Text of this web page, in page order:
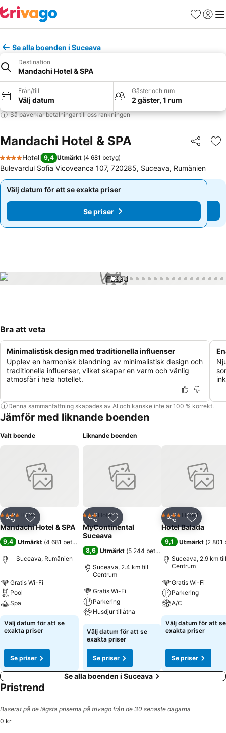
Favoriter
Logga
Se alla boenden i Suceava
Destination
Mandachi Hotel & SPA
Från/till
Välj datum
Gäster och rum
2 gäster, 1 rum
Så påverkar betalningar till oss rankningen
Mandachi Hotel & SPA Dela
4 Stjärnor
Hotell 9,4 Utmärkt (4 681 betyg)
Bulevardul Sofia Vicoveanca 107, 720285, Suceava, Rumänien
Välj datum för att se exakta priser
Se priser
Välj datum för att se exakta priser
Se priser
1 / 39
Bra att veta
Minimalistisk design med traditionella influenser
Upplev en harmonisk blandning av minimalistisk design och
traditionella influenser, vilket skapar en varm och vänlig
atmosfär i hela hotellet.
Denna sammanfattning skapades av AI och kanske inte är 100 % korrekt.
Jämför med liknande boenden
Valt boende
Dela Lägg till i Mina Favoriter
4 StjärnorHotell
Mandachi Hotel & SPA
9,4 Utmärkt (4 681 betyg
Suceava, Rumänien
Gratis Wi-Fi
Pool
Spa
Välj datum för att se
exakta priser
Se priser
Liknande boenden
Dela Lägg till i Mina Favoriter
3 Stjärnor
Hotell
MyContinental
Suceava
8,6 Utmärkt (5 244 betyg
Suceava, 2.4 km till
Centrum
Gratis Wi-Fi
Parkering
Husdjur tillåtna
Välj datum för att se
exakta priser
Se priser
Dela Lägg till
4 StjärnorHotell
Hotel Balada
9,1 Utmärkt (2 801
Suceava, 2.9 km till
Centrum
Gratis Wi-Fi
Parkering
A/C
Välj datum för att se
exakta priser
Se priser
Se alla boenden i Suceava
Pristrend
Baserat på de lägsta priserna på trivago från de 30 senaste dagarna
0 kr